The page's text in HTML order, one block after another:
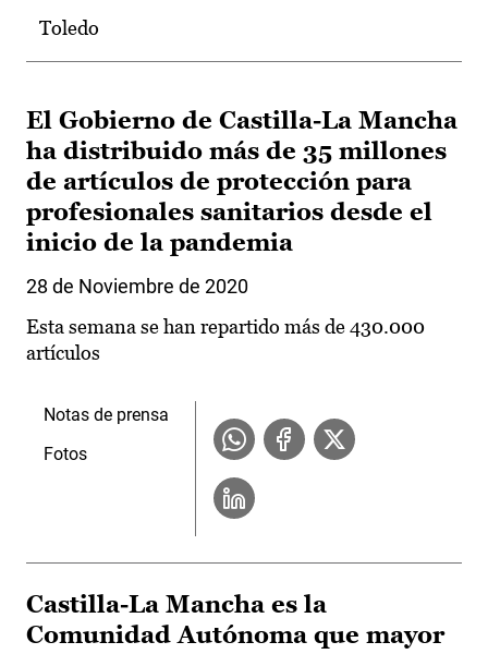
Toledo
El Gobierno de Castilla-La Mancha
ha distribuido más de 35 millones
de artículos de protección para
profesionales sanitarios desde el
inicio de la pandemia
28 de Noviembre de 2020
Esta semana se han repartido más de 430.000
artículos
Notas de prensa
Fotos
Castilla-La Mancha es la
Comunidad Autónoma que mayor